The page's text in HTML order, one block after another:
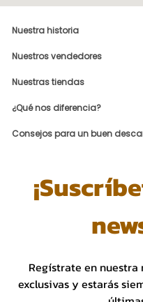
Nuestra historia
Nuestros vendedores
Nuestras tiendas
¿Qué nos diferencia?
Consejos para un buen
Regístrate en
exclusivas y estarás